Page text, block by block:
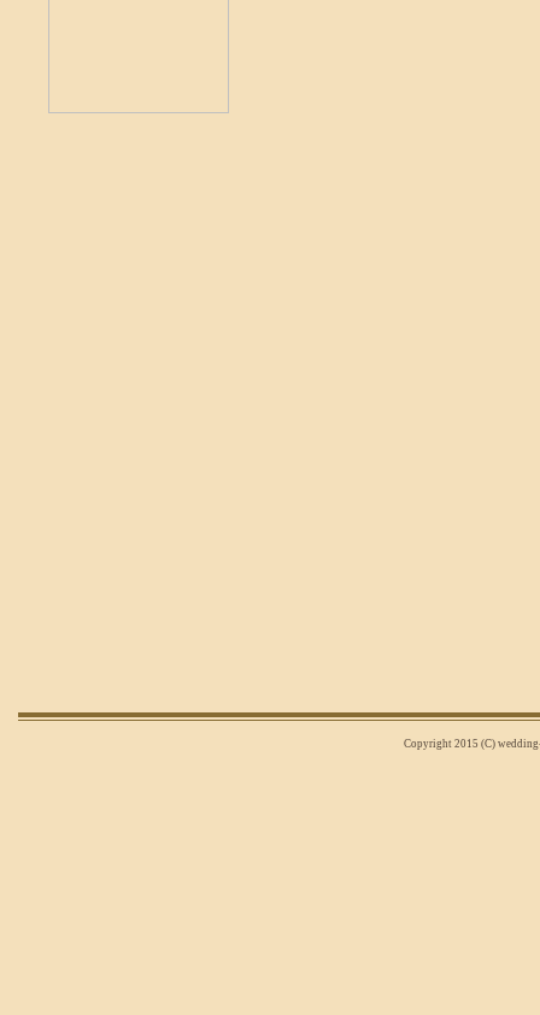
Copyright 2015 (C)